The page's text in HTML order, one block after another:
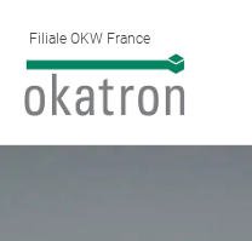
Filiale OKW France